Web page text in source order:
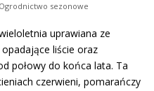
Ogrodnictwo sezonowe
uprawiana ze
liście oraz
połowy do końca lata. Ta
czerwieni, pomarańczy